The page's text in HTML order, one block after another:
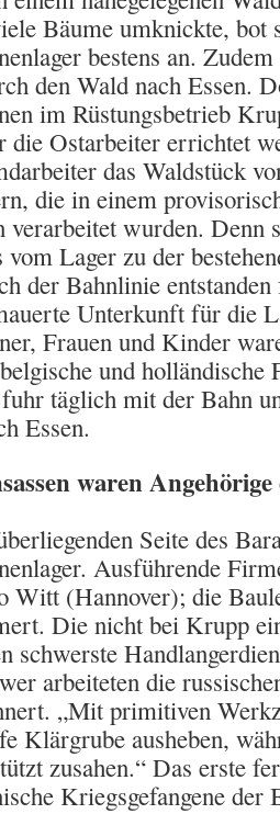
Bäume umknickte, bot
be­stens an.
den Wald nach Essen.
im Rü­stungsbetrieb
die Ostarbeiter errichtet
das Waldstück
die in einem
verarbeitet wurden. Denn
vom Lager zu der
der Bahnlinie
Unterkunft für die
Frauen und Kinder
und
täglich mit der Bahn
Essen.
waren
Seite des
Ausführende
Witt (Hannover); die
Die nicht bei Krupp
schwerste
arbeiteten die
„Mit primitiven
Klärgrube ausheben,
zusahen.“ Das erste
Kriegsgefangene